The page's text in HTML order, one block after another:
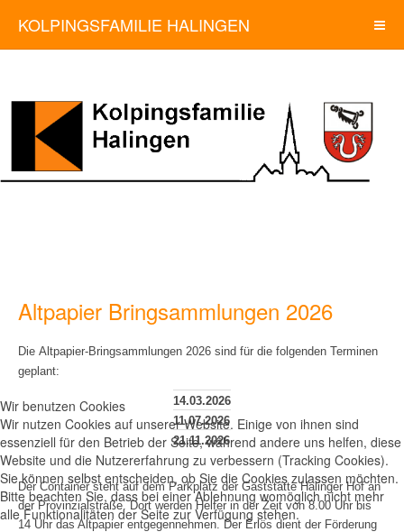
KOLPINGSFAMILIE HALINGEN
Altpapier Bringsammlungen 2026
Die Altpapier-Bringsammlungen 2026 sind für die folgenden Terminen
geplant:
14.03.2026
11.07.2026
21.11.2026
Der Container steht auf dem Parkplatz der Gaststätte Halinger Hof an
der Provinzialstraße. Dort werden Helfer in der Zeit von 8.00 Uhr bis
14 Uhr das Altpapier entgegennehmen. Der Erlös dient der Förderung
Wir benutzen Cookies
Wir nutzen Cookies auf unserer Website. Einige von ihnen sind
essenziell für den Betrieb der Seite, während andere uns helfen, diese
Website und die Nutzererfahrung zu verbessern (Tracking Cookies).
Sie können selbst entscheiden, ob Sie die Cookies zulassen möchten.
Bitte beachten Sie, dass bei einer Ablehnung womöglich nicht mehr
alle Funktionalitäten der Seite zur Verfügung stehen.